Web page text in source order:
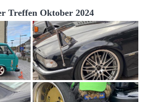
Treffen Oktober 2024